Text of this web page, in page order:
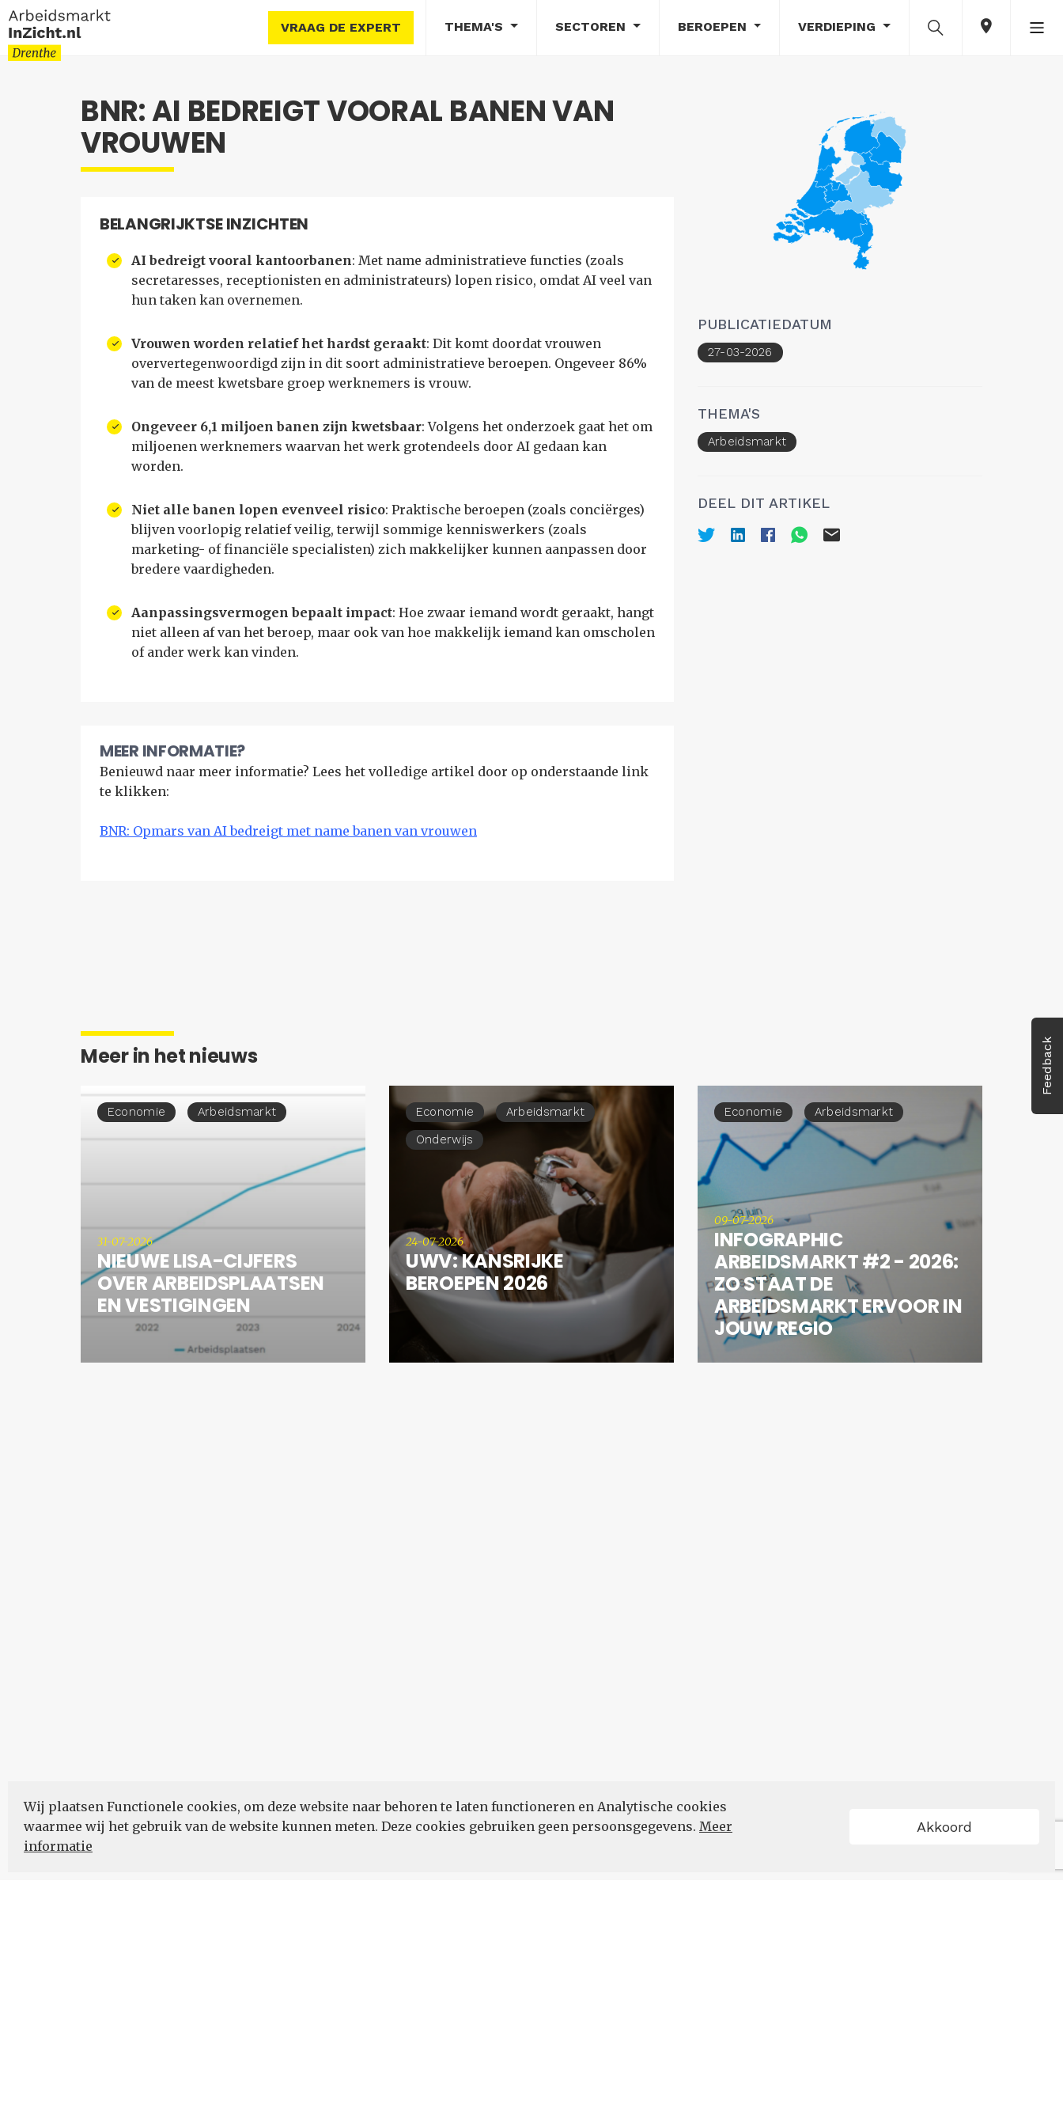
VRAAG DE EXPERT THEMA'S SECTOREN BEROEPEN VERDIEPING
Feedback
Wij plaatsen Functionele cookies, om deze website naar behoren te laten functioneren en Analytische cookies
waarmee wij het gebruik van de website kunnen meten. Deze cookies gebruiken geen persoonsgegevens. Meer
informatie
Akkoord
BNR: AI BEDREIGT VOORAL BANEN VAN
VROUWEN
BELANGRIJKTSE INZICHTEN
AI bedreigt vooral kantoorbanen: Met name administratieve functies (zoals
secretaresses, receptionisten en administrateurs) lopen risico, omdat AI veel van
hun taken kan overnemen.
Vrouwen worden relatief het hardst geraakt: Dit komt doordat vrouwen
oververtegenwoordigd zijn in dit soort administratieve beroepen. Ongeveer 86%
van de meest kwetsbare groep werknemers is vrouw.
Ongeveer 6,1 miljoen banen zijn kwetsbaar: Volgens het onderzoek gaat het om
miljoenen werknemers waarvan het werk grotendeels door AI gedaan kan
worden.
Niet alle banen lopen evenveel risico: Praktische beroepen (zoals conciërges)
blijven voorlopig relatief veilig, terwijl sommige kenniswerkers (zoals
marketing- of financiële specialisten) zich makkelijker kunnen aanpassen door
bredere vaardigheden.
Aanpassingsvermogen bepaalt impact: Hoe zwaar iemand wordt geraakt, hangt
niet alleen af van het beroep, maar ook van hoe makkelijk iemand kan omscholen
of ander werk kan vinden.
MEER INFORMATIE?
Benieuwd naar meer informatie? Lees het volledige artikel door op onderstaande link
te klikken:
BNR: Opmars van AI bedreigt met name banen van vrouwen
PUBLICATIEDATUM
27-03-2026
THEMA'S
Arbeidsmarkt
DEEL DIT ARTIKEL
Meer in het nieuws
Economie Arbeidsmarkt
31-07-2026
NIEUWE LISA-CIJFERS
OVER ARBEIDSPLAATSEN
EN VESTIGINGEN
Economie
Arbeidsmarkt
Onderwijs
24-07-2026
UWV: KANSRIJKE
BEROEPEN 2026
Economie Arbeidsmarkt
09-07-2026
INFOGRAPHIC
ARBEIDSMARKT #2 - 2026:
ZO STAAT DE
ARBEIDSMARKT ERVOOR IN
JOUW REGIO
POWERED BY